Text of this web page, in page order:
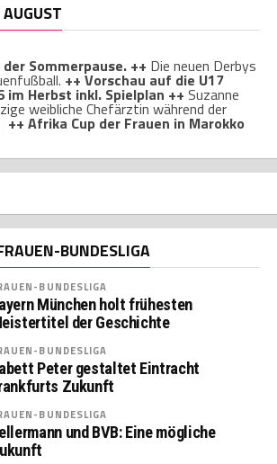
Sommerpause. ++ Die neuen Derbys
++ Vorschau auf die U17
im Herbst inkl. Spielplan ++ Suzanne
weibliche Chefärztin während der
++ Afrika Cup der Frauen in Marokko
BUNDESLIGA
BUNDESLIGA
München holt frühesten
der Geschichte
BUNDESLIGA
Peter gestaltet Eintracht
Zukunft
BUNDESLIGA
und BVB: Eine mögliche